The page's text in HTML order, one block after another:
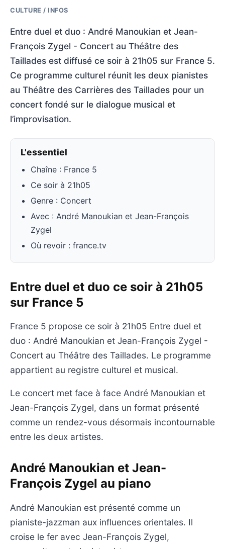
CULTURE / INFOS
Entre duel et duo : André Manoukian et Jean-
François Zygel - Concert au Théâtre des
Taillades est diffusé ce soir à 21h05 sur France 5.
Ce programme culturel réunit les deux pianistes
au Théâtre des Carrières des Taillades pour un
concert fondé sur le dialogue musical et
l’improvisation.
L'essentiel
Chaîne : France 5
Ce soir à 21h05
Genre : Concert
Avec : André Manoukian et Jean-François
Zygel
Où revoir : france.tv
Entre duel et duo ce soir à 21h05
sur France 5
France 5 propose ce soir à 21h05 Entre duel et
duo : André Manoukian et Jean-François Zygel -
Concert au Théâtre des Taillades. Le programme
appartient au registre culturel et musical.
Le concert met face à face André Manoukian et
Jean-François Zygel, dans un format présenté
comme un rendez-vous désormais incontournable
entre les deux artistes.
André Manoukian et Jean-
François Zygel au piano
André Manoukian est présenté comme un
pianiste-jazzman aux influences orientales. Il
croise le fer avec Jean-François Zygel,